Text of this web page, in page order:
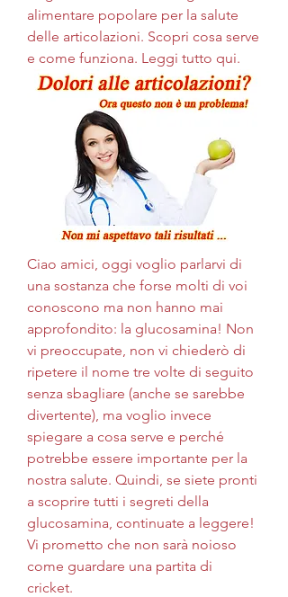
alimentare popolare per la salute
delle articolazioni. Scopri cosa serve
e come funziona. Leggi tutto qui.
Ciao amici, oggi voglio parlarvi di
una sostanza che forse molti di voi
conoscono ma non hanno mai
approfondito: la glucosamina! Non
vi preoccupate, non vi chiederò di
ripetere il nome tre volte di seguito
senza sbagliare (anche se sarebbe
divertente), ma voglio invece
spiegare a cosa serve e perché
potrebbe essere importante per la
nostra salute. Quindi, se siete pronti
a scoprire tutti i segreti della
glucosamina, continuate a leggere!
Vi prometto che non sarà noioso
come guardare una partita di
cricket.